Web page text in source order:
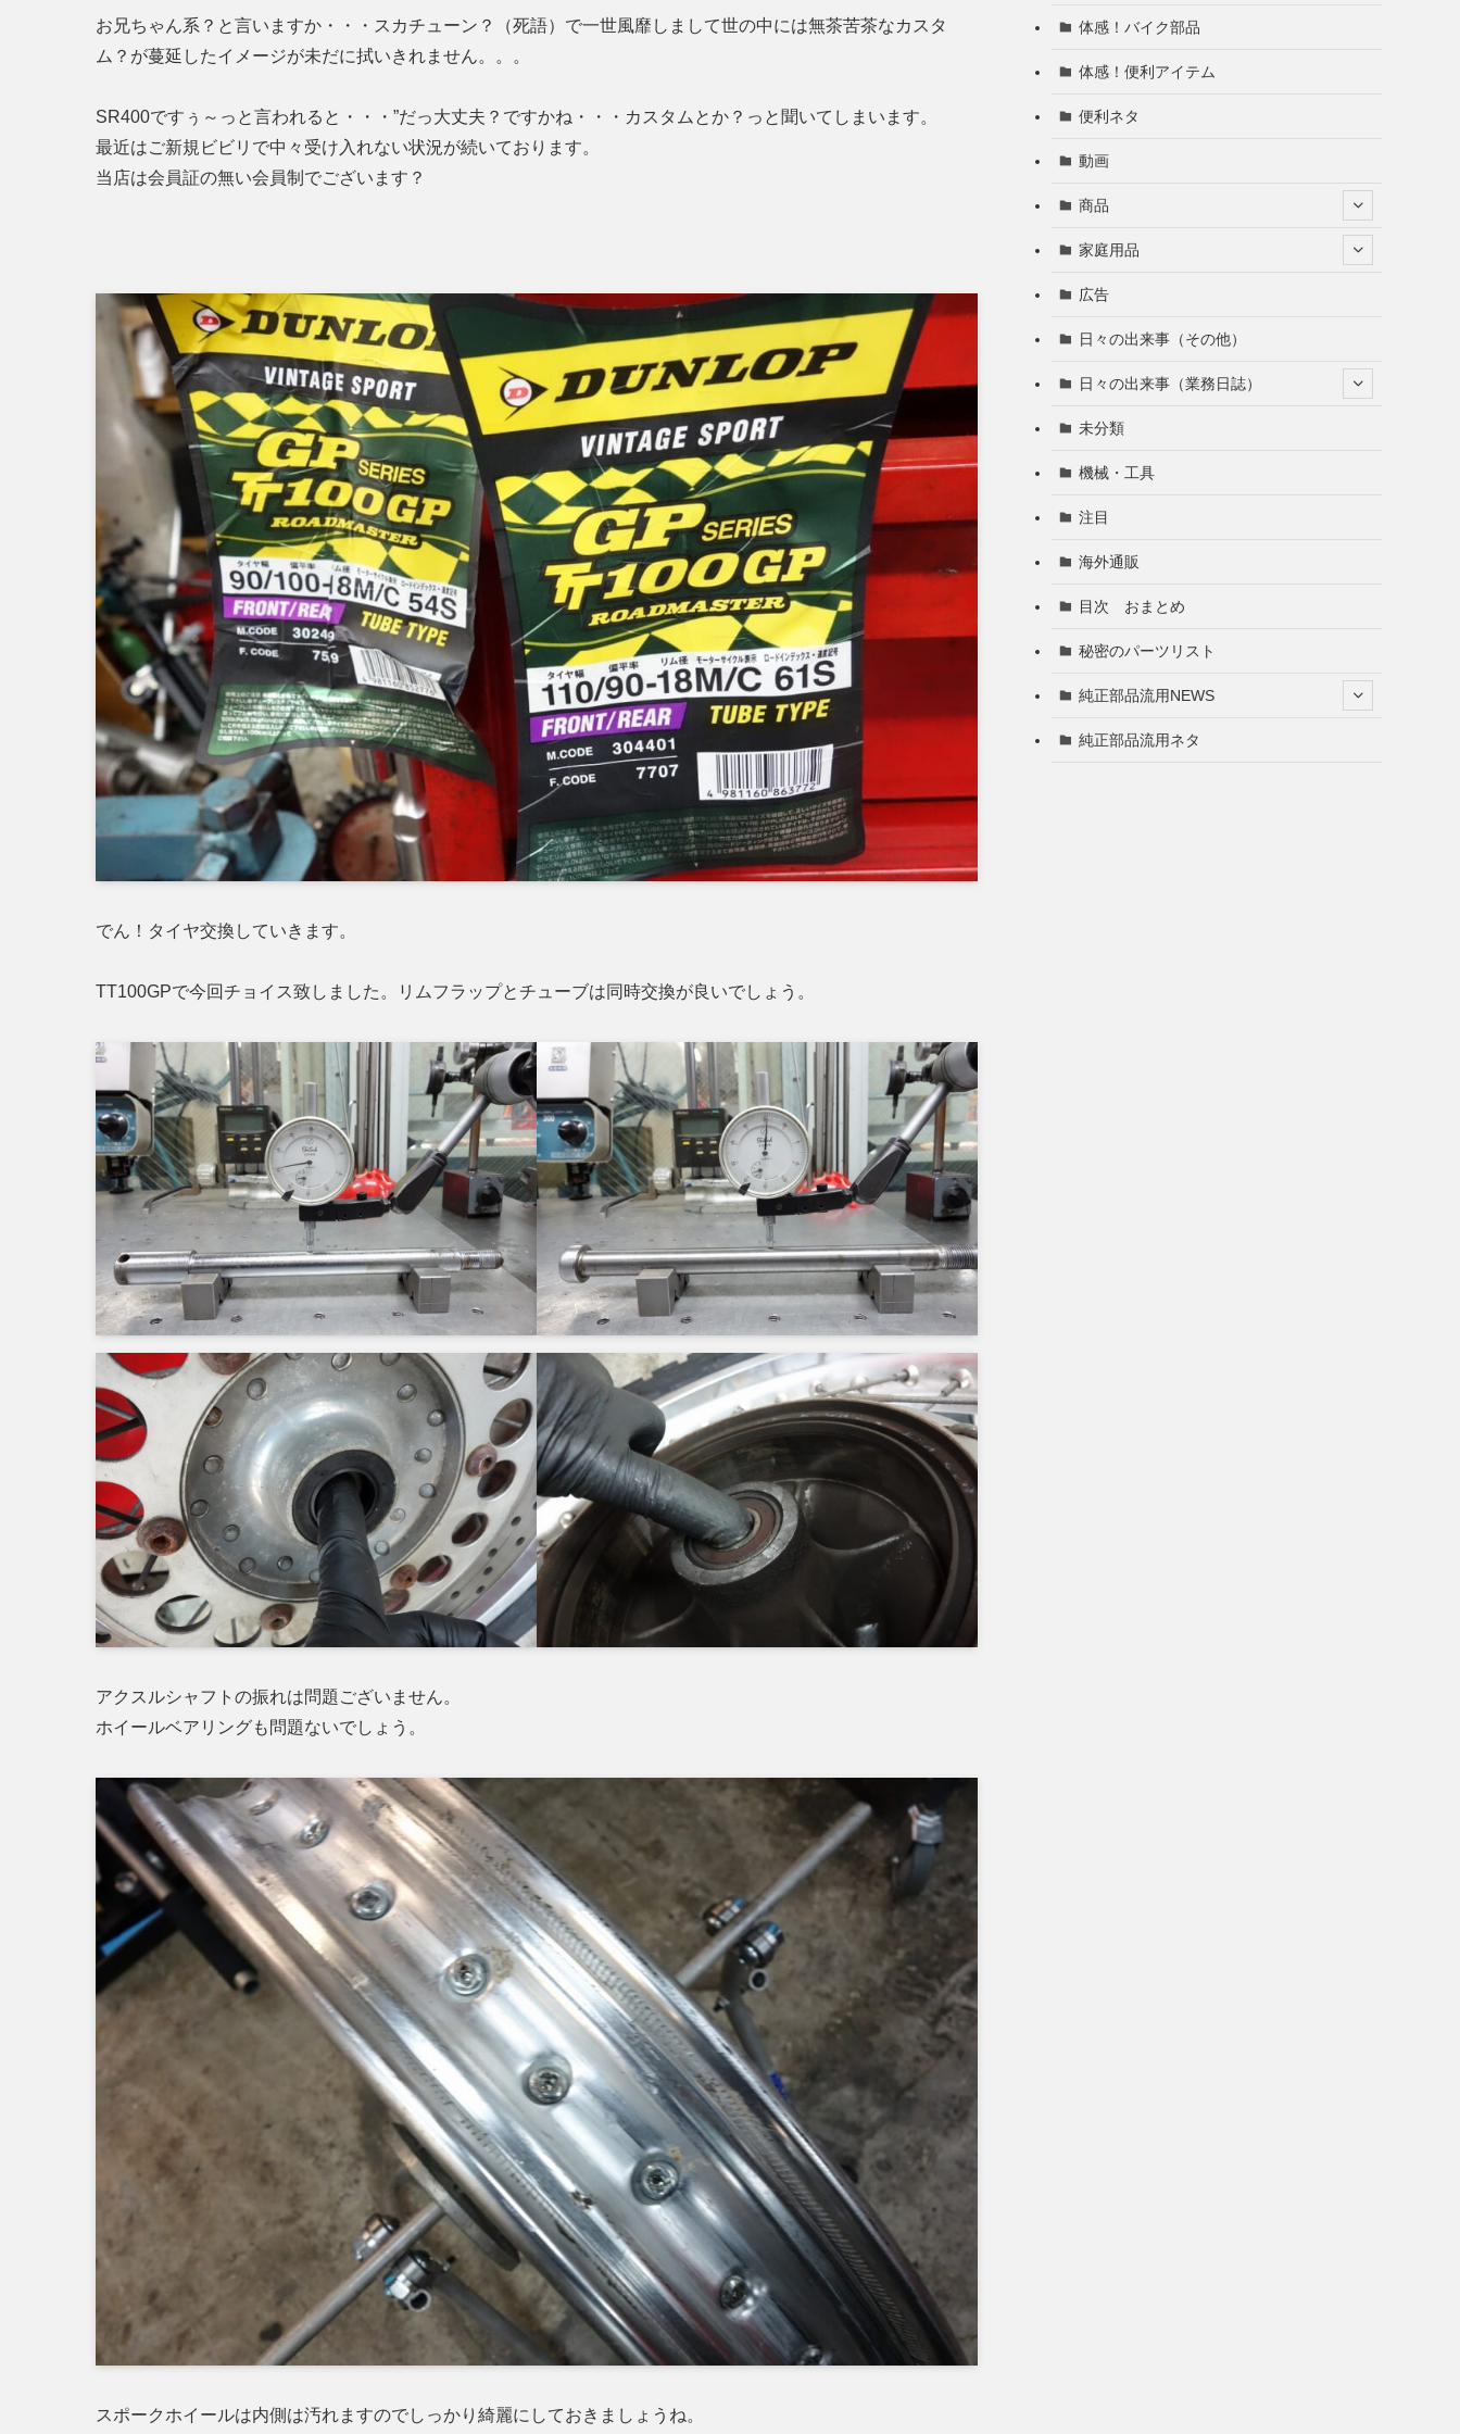
お兄ちゃん系？と言いますか・・・スカチューン？（死語）で一世風靡しまして世の中には無茶苦茶なカスタ
ム？が蔓延したイメージが未だに拭いきれません。。。
SR400ですぅ～っと言われると・・・”だっ大丈夫？ですかね・・・カスタムとか？っと聞いてしまいます。
最近はご新規ビビリで中々受け入れない状況が続いております。
当店は会員証の無い会員制でございます？
でん！タイヤ交換していきます。
TT100GPで今回チョイス致しました。リムフラップとチューブは同時交換が良いでしょう。
アクスルシャフトの振れは問題ございません。
ホイールベアリングも問題ないでしょう。
スポークホイールは内側は汚れますのでしっかり綺麗にしておきましょうね。
体感！バイク部品
体感！便利アイテム
便利ネタ
動画
商品
家庭用品
広告
日々の出来事（その他）
日々の出来事（業務日誌）
未分類
機械・工具
注目
海外通販
目次 おまとめ
秘密のパーツリスト
純正部品流用NEWS
純正部品流用ネタ